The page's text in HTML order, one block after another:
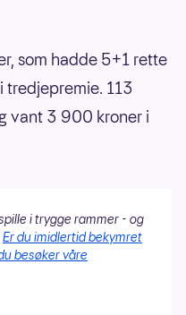
som hadde 5+1 rette
113
vant 3 900 kroner i
i trygge rammer - og
Er du imidlertid bekymret
besøker våre